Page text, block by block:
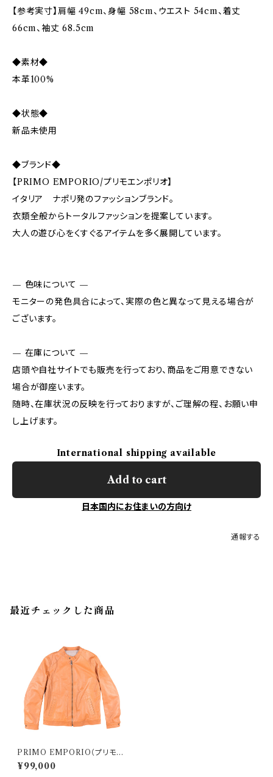
【参考実寸】肩幅 49cm、身幅 58cm、ウエスト 54cm、着丈
66cm、袖丈 68.5cm
◆素材◆
本革100%
◆状態◆
新品未使用
◆ブランド◆
【PRIMO EMPORIO/プリモエンポリオ】
イタリア ナポリ発のファッションブランド。
衣類全般からトータルファッションを提案しています。
大人の遊び心をくすぐるアイテムを多く展開しています。
— 色味について —
モニターの発色具合によって、実際の色と異なって見える場合が
ございます。
— 在庫について —
店頭や自社サイトでも販売を行っており、商品をご用意できない
場合が御座います。
随時、在庫状況の反映を行っておりますが、ご理解の程、お願い申
し上げます。
International shipping available
Add to cart
日本国内にお住まいの方向け
通報する
最近チェックした商品
PRIMO EMPORIO（プリモエ
ンポリオ） ブルゾン 2405001 2
4413
¥99,000